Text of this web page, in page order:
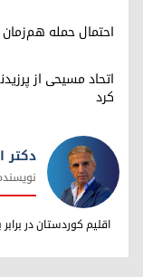
احتمال حمله
اتحاد مسیحی از
کرد
دکتر ابراهیم خالد
دکتر
اقلیم کوردستان در برابر